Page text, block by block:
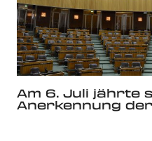
Am 6. Juli jährte
Anerkennung der